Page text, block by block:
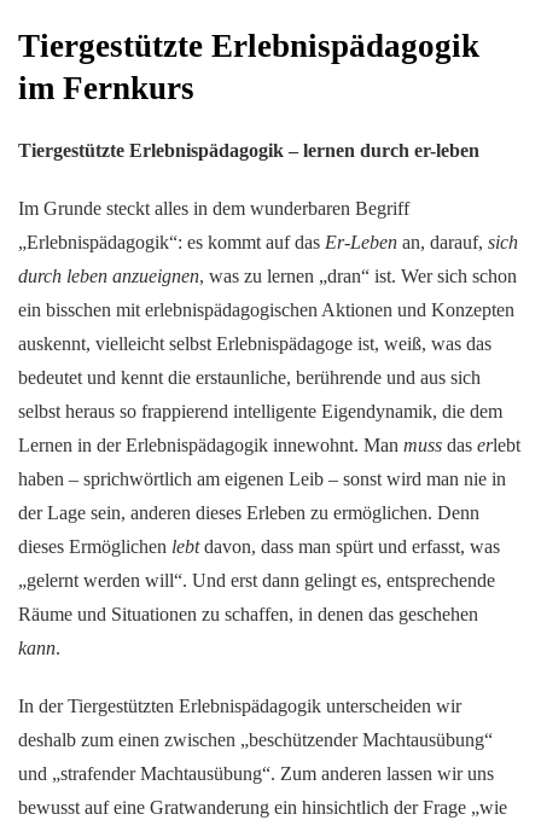
Tiergestützte Erlebnispädagogik
im Fernkurs
Tiergestützte Erlebnispädagogik – lernen durch er-leben
Im Grunde steckt alles in dem wunderbaren Begriff
„Erlebnispädagogik“: es kommt auf das Er-Leben an, darauf, sich
durch leben anzueignen, was zu lernen „dran“ ist. Wer sich schon
ein bisschen mit erlebnispädagogischen Aktionen und Konzepten
auskennt, vielleicht selbst Erlebnispädagoge ist, weiß, was das
bedeutet und kennt die erstaunliche, berührende und aus sich
selbst heraus so frappierend intelligente Eigendynamik, die dem
Lernen in der Erlebnispädagogik innewohnt. Man muss das erlebt
haben – sprichwörtlich am eigenen Leib – sonst wird man nie in
der Lage sein, anderen dieses Erleben zu ermöglichen. Denn
dieses Ermöglichen lebtdavon, dass man spürt und erfasst, was
„gelernt werden will“. Und erst dann gelingt es, entsprechende
Räume und Situationen zu schaffen, in denen das geschehen
kann.
In der Tiergestützten Erlebnispädagogik unterscheiden wir
deshalb zum einen zwischen „beschützender Machtausübung“
und „strafender Machtausübung“. Zum anderen lassen wir uns
bewusst auf eine Gratwanderung ein hinsichtlich der Frage „wie